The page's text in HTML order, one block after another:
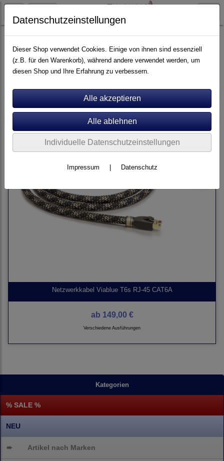
Kategorien
% SALE %
NEU
➨ Artikel nach Marken
Kabel Netzwerkkabel
Sortierung wählen
Netzwerkkabel Viablue T6s RJ-45 CAT6A
ab 149,00 €
Verschiedene Ausführungen
Datenschutzeinstellungen
Dieser Shop verwendet Cookies. Einige von ihnen sind essenziell
(z.B. für den Warenkorb), während andere verwendet werden, um
diesen Shop und Ihre Erfahrung zu verbessern.
Individuelle Datenschutzeinstellungen
Impressum Datenschutz